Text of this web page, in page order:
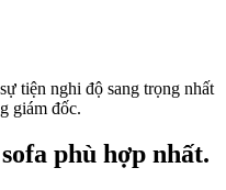
tiện nghi độ sang trọng nhất
giám đốc.
phù hợp nhất.